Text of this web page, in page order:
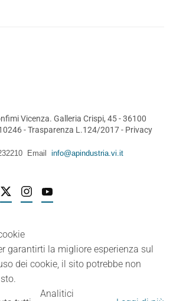
Vicenza. Galleria Crispi, 45 - 36100
-Trasparenza L.124/2017- Privacy
Email info@apindustria.vi.it
garantirti la migliore esperienza sul
dei cookie, il sito potrebbe non
Analitici